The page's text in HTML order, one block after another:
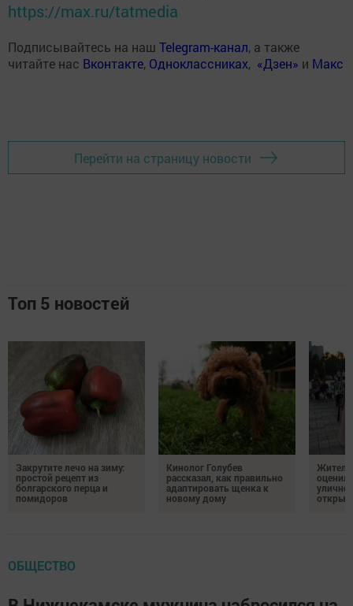
https://max.ru/tatmedia
Подписывайтесь на наш Telegram-канал, а также
читайте нас Вконтакте, Одноклассниках, «Дзен» и Макс
Перейти на страницу новости
Топ 5 новостей
Закрутите лечо на зиму:
простой рецепт из
болгарского перца и
помидоров
Кинолог Голубев
рассказал, как правильно
адаптировать щенка к
новому дому
ОБЩЕСТВО